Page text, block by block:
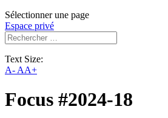
Sélectionner une page
Espace privé
Text Size:
A- AA+
Focus #2024-18